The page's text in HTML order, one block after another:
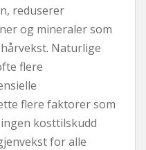
reduserer
og mineraler som
Naturlige
flere
flere faktorer som
kosttilskudd
for alle